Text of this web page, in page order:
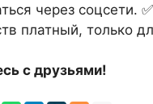
через соцсети. ✅
платный, только
с друзьями!